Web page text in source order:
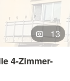
13
4-Zimmer-